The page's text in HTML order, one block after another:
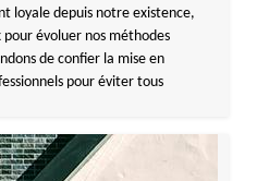
loyale depuis notre existence,
évoluer nos méthodes
de confier la mise en
pour éviter tous